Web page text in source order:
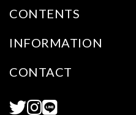
CONTENTS
INFORMATION
CONTACT